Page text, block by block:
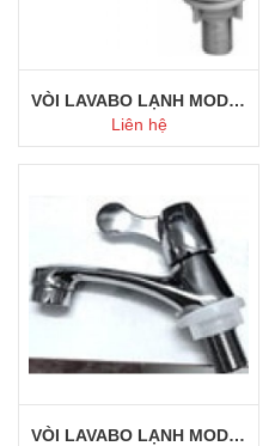
Mua ngay
VÒI LAVABO LẠNH MODEL 113
Liên hệ
VÒI LAVABO LẠNH MODEL 111